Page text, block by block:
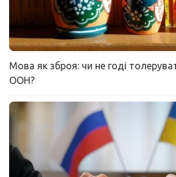
Мова як зброя: чи не годі
ООН?